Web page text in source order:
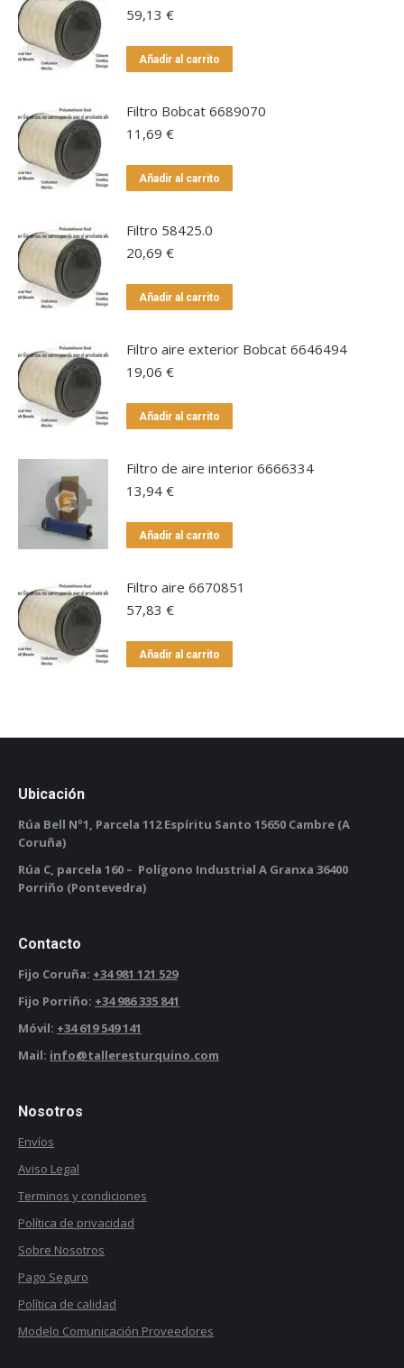
59,13 €
Añadir al carrito
Filtro Bobcat 6689070
11,69 €
Añadir al carrito
Filtro 58425.0
20,69 €
Añadir al carrito
Filtro aire exterior Bobcat 6646494
19,06 €
Añadir al carrito
Filtro de aire interior 6666334
13,94 €
Añadir al carrito
Filtro aire 6670851
57,83 €
Añadir al carrito
Ubicación
Rúa Bell Nº1, Parcela 112 Espíritu Santo 15650 Cambre (A
Coruña)
Rúa C, parcela 160 – Polígono Industrial A Granxa 36400
Porriño (Pontevedra)
Contacto
Fijo Coruña: +34 981 121 529
Fijo Porriño: +34 986 335 841
Móvil: +34 619 549 141
Mail: info@talleresturquino.com
Nosotros
Envíos
Aviso Legal
Terminos y condiciones
Política de privacidad
Sobre Nosotros
Pago Seguro
Política de calidad
Modelo Comunicación Proveedores